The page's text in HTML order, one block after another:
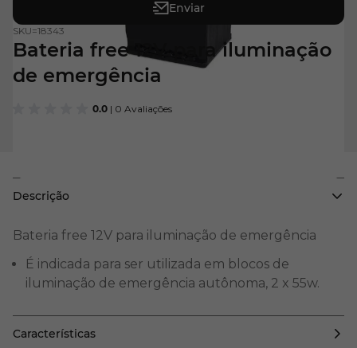
0.0 | 0 Avaliações
SKU=18343
Bateria free 12V para iluminação
de emergência
Enviar
Descrição
Bateria free 12V para iluminação de emergência
É indicada para ser utilizada em blocos de
iluminação de emergência autônoma, 2 x 55w.
Características